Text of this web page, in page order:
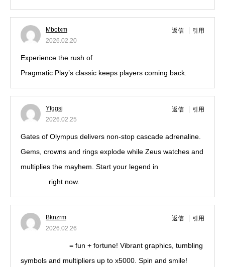
Mbotxm
2026.02.20
返信 引用
Experience the rush of
Pragmatic Play’s classic keeps players coming back.
Yfggsj
2026.02.25
返信 引用
Gates of Olympus delivers non-stop cascade adrenaline.
Gems, crowns and rings explode while Zeus watches and
multiplies the mayhem. Start your legend in
right now.
Bknzrm
2026.02.26
返信 引用
= fun + fortune! Vibrant graphics, tumbling
symbols and multipliers up to x5000. Spin and smile!